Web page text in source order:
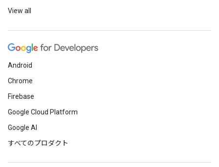
View all
Android
Chrome
Firebase
Google Cloud Platform
Google AI
すべてのプロダクト